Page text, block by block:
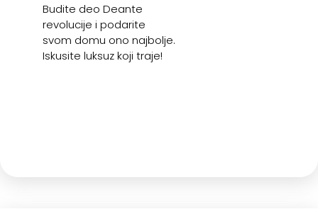
Budite deo Deante
revolucije i podarite
svom domu ono najbolje.
Iskusite luksuz koji traje!